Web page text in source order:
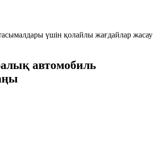
үшін қолайлы жағдайлар жасау
автомобиль